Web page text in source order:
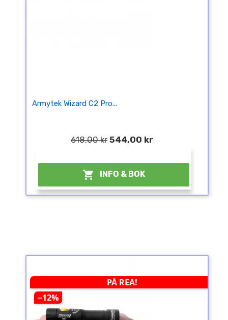
Armytek Wizard C2 Pro...
618,00 kr 544,00 kr
 INFO & BOK
PÅ REA!
−12%